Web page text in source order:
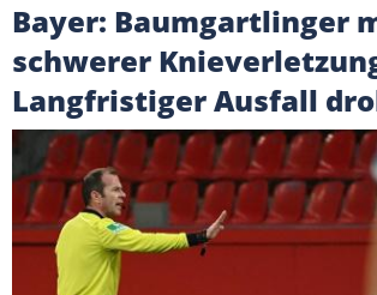
Bayer: Baumgartlinger
schwerer
Langfristiger Ausfall